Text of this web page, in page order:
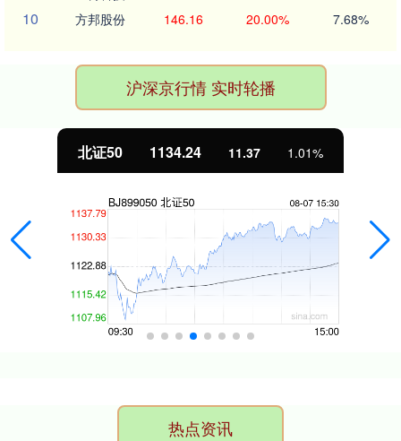
10 方邦股份 146.16 20.00% 7.68%
沪深京行情 实时轮播
北证50 1134.24 11.37 1.01%
热点资讯